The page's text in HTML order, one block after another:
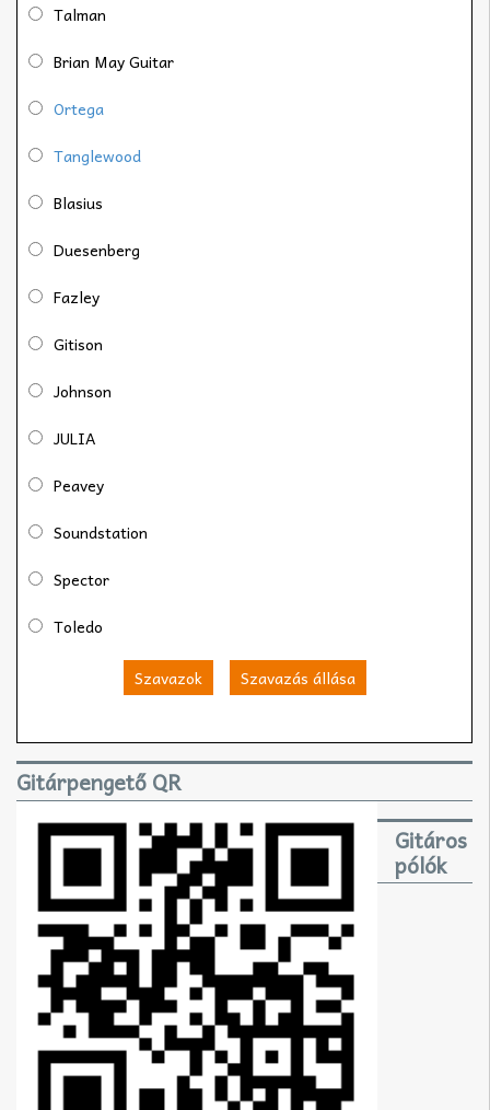
Talman
Brian May Guitar
Ortega
Tanglewood
Blasius
Duesenberg
Fazley
Gitison
Johnson
JULIA
Peavey
Soundstation
Spector
Toledo
Szavazok Szavazás állása
Gitárpengető QR
Gitáros
pólók